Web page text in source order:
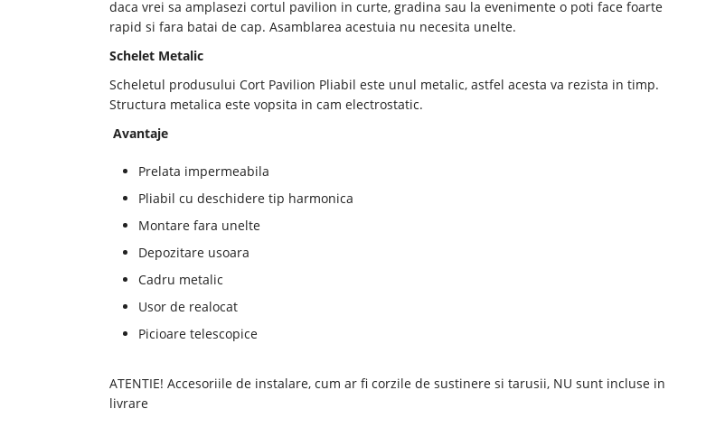
daca vrei sa amplasezi cortul pavilion in curte, gradina sau la evenimente o poti face foarte
rapid si fara batai de cap. Asamblarea acestuia nu necesita unelte.
Schelet Metalic
Scheletul produsului Cort Pavilion Pliabil este unul metalic, astfel acesta va rezista in timp.
Structura metalica este vopsita in cam electrostatic.
Avantaje
Prelata impermeabila
Pliabil cu deschidere tip harmonica
Montare fara unelte
Depozitare usoara
Cadru metalic
Usor de realocat
Picioare telescopice
ATENTIE! Accesoriile de instalare, cum ar fi corzile de sustinere si tarusii, NU sunt incluse in
livrare